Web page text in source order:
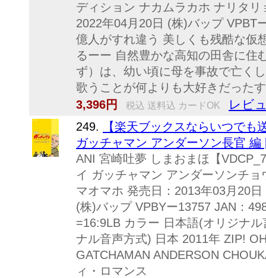
ディション ナカムラカホ ナリタ
2022年04月20日 (株)バップ VPBT
億人がすれ違う 美しくも残酷な仮
るーー 自然豊かな高知の田舎に住
ず）は、幼い頃に母を事故で亡く
歌うことが何よりも大好きだった
3,396円
税込 送料込 カードOK レビ
249.
【楽天ブックスならいつで
ガッチャマン アンダーソン長官 編
ANI 宮崎吐夢 しまおまほ【
イ ガッチャマン アンダーソンチ
マオマホ 発売日：2013年03月20
(株)バップ VPBYー13757 JAN：
=16:9LB カラー 日本語(オリジナ
ナル音声方式) 日本 2011年 ZIP!
GATCHAMAN ANDERSON
ィ・ロマンス